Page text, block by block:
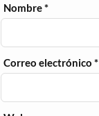
Nombre*
Correo electrónico*